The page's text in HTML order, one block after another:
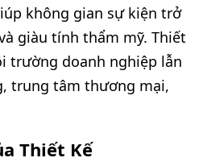
không gian sự kiện trở
giàu tính thẩm mỹ. Thiết
trường doanh nghiệp lẫn
trung tâm thương mại,
Thiết Kế